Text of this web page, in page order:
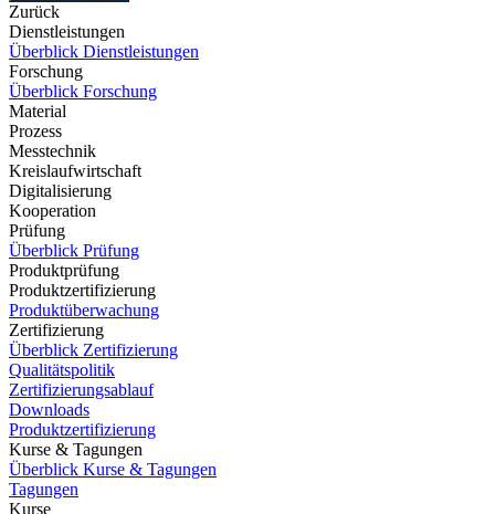
Zurück
Dienstleistungen
Überblick Dienstleistungen
Forschung
Überblick Forschung
Material
Prozess
Messtechnik
Kreislaufwirtschaft
Digitalisierung
Kooperation
Prüfung
Überblick Prüfung
Produktprüfung
Produktzertifizierung
Produktüberwachung
Zertifizierung
Überblick Zertifizierung
Qualitätspolitik
Zertifizierungsablauf
Downloads
Produktzertifizierung
Kurse & Tagungen
Überblick Kurse & Tagungen
Tagungen
Kurse